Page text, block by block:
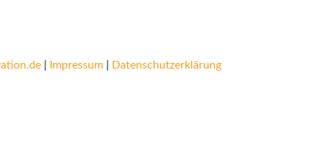
| Impressum|
Datenschutzerklärung